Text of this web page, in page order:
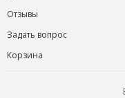
Отзывы
Задать вопрос
Корзина